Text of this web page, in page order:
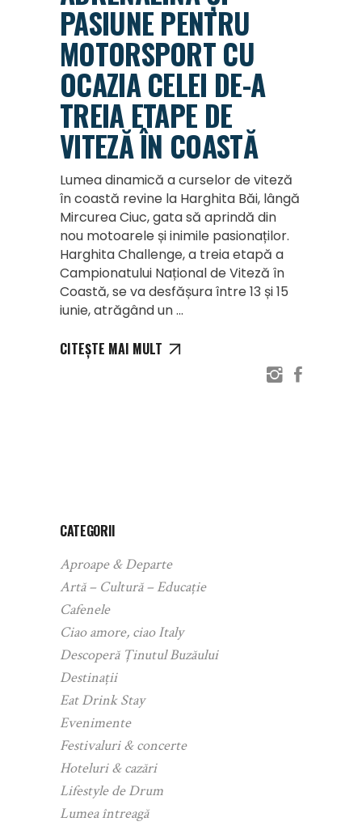
PASIUNE PENTRU
MOTORSPORT CU
OCAZIA CELEI DE-A
TREIA ETAPE DE
VITEZĂ ÎN COASTĂ
Lumea dinamică a curselor de viteză
în coastă revine la Harghita Băi, lângă
Mircurea Ciuc, gata să aprindă din
nou motoarele și inimile pasionaților.
Harghita Challenge, a treia etapă a
Campionatului Național de Viteză în
Coastă, se va desfășura între 13 și 15
iunie, atrăgând un
CITEȘTE MAI MULT
CATEGORII
Aproape & Departe
Artă – Cultură – Educație
Cafenele
Ciao amore, ciao Italy
Descoperă Ținutul Buzăului
Destinații
Eat Drink Stay
Evenimente
Festivaluri & concerte
Hoteluri & cazări
Lifestyle de Drum
Lumea întreagă